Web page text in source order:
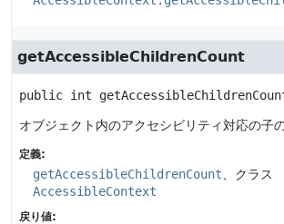
getAccessibleChildrenCount
public int
オブジェクト内のアクセシビリティ対応の子
定義:
getAccessibleChildrenCount 、クラス
AccessibleContext
戻り値: